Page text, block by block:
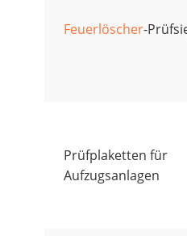
Feuerlöscher-
Prüfplaketten für
Aufzugsanlagen